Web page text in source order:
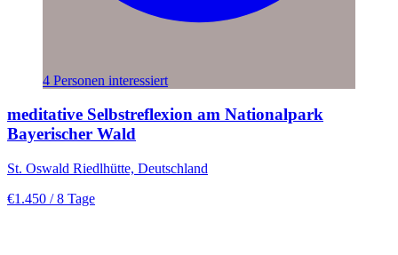
4 Personen interessiert
meditative Selbstreflexion am Nationalpark
Bayerischer Wald
St. Oswald Riedlhütte, Deutschland
€1.450 / 8 Tage